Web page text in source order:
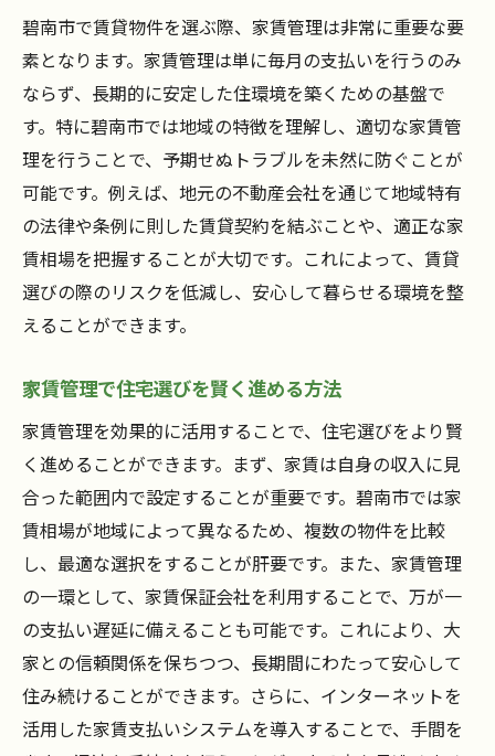
碧南市で賃貸物件を選ぶ際、家賃管理は非常に重要な要
素となります。家賃管理は単に毎月の支払いを行うのみ
ならず、長期的に安定した住環境を築くための基盤で
す。特に碧南市では地域の特徴を理解し、適切な家賃管
理を行うことで、予期せぬトラブルを未然に防ぐことが
可能です。例えば、地元の不動産会社を通じて地域特有
の法律や条例に則した賃貸契約を結ぶことや、適正な家
賃相場を把握することが大切です。これによって、賃貸
選びの際のリスクを低減し、安心して暮らせる環境を整
えることができます。
家賃管理で住宅選びを賢く進める方法
家賃管理を効果的に活用することで、住宅選びをより賢
く進めることができます。まず、家賃は自身の収入に見
合った範囲内で設定することが重要です。碧南市では家
賃相場が地域によって異なるため、複数の物件を比較
し、最適な選択をすることが肝要です。また、家賃管理
の一環として、家賃保証会社を利用することで、万が一
の支払い遅延に備えることも可能です。これにより、大
家との信頼関係を保ちつつ、長期間にわたって安心して
住み続けることができます。さらに、インターネットを
活用した家賃支払いシステムを導入することで、手間を